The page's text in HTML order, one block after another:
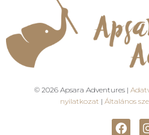
© 2026 Apsara Adventures |
nyilatkozat | Általános